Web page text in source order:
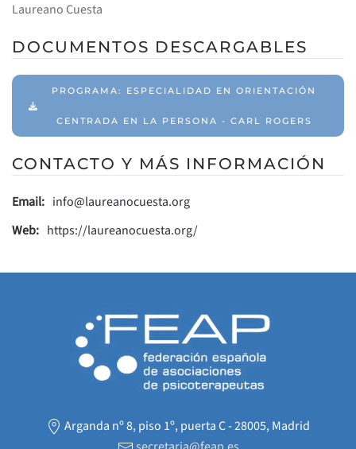
Laureano Cuesta
DOCUMENTOS DESCARGABLES
PROGRAMA: ESPECIALIDAD EN ORIENTACIÓN
CENTRADA EN LA PERSONA - CARL ROGERS
CONTACTO Y MÁS INFORMACIÓN
Email: info@laureanocuesta.org
Web: https://laureanocuesta.org/
Arganda nº 8, piso 1º, puerta C - 28005, Madrid